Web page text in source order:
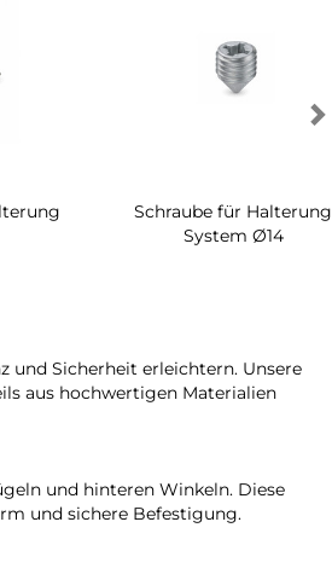
Schraube für Halterung
System Ø14
und Sicherheit erleichtern. Unsere
aus hochwertigen Materialien
und hinteren Winkeln. Diese
und sichere Befestigung.